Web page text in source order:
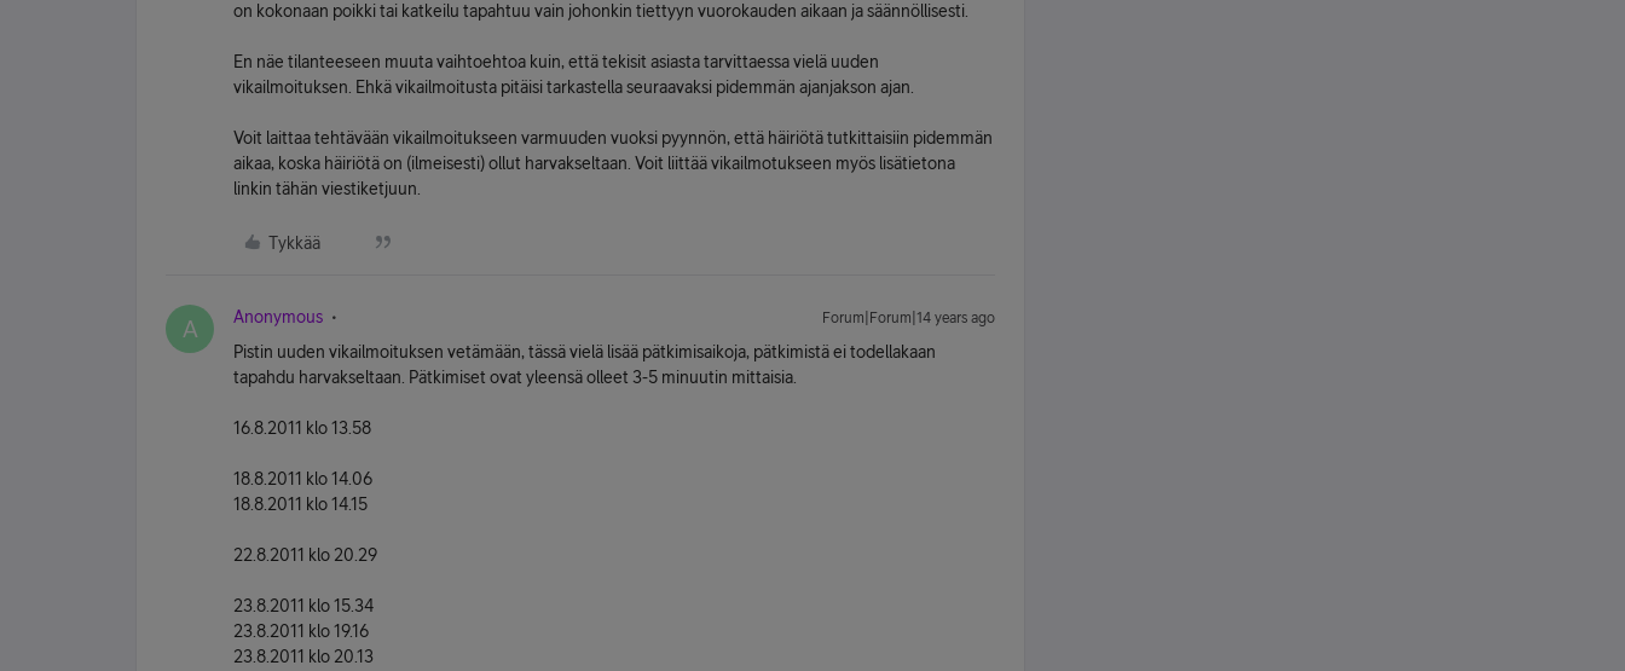
on kokonaan poikki tai katkeilu tapahtuu vain johonkin tiettyyn vuorokauden aikaan ja säännöllisesti.
En näe tilanteeseen muuta vaihtoehtoa kuin, että tekisit asiasta tarvittaessa vielä uuden
vikailmoituksen. Ehkä vikailmoitusta pitäisi tarkastella seuraavaksi pidemmän ajanjakson ajan.
Voit laittaa tehtävään vikailmoitukseen varmuuden vuoksi pyynnön, että häiriötä tutkittaisiin pidemmän
aikaa, koska häiriötä on (ilmeisesti) ollut harvakseltaan. Voit liittää vikailmotukseen myös lisätietona
linkin tähän viestiketjuun.
Tykkää
A Anonymous Forum|Forum|14 years ago
Pistin uuden vikailmoituksen vetämään, tässä vielä lisää pätkimisaikoja, pätkimistä ei todellakaan
tapahdu harvakseltaan. Pätkimiset ovat yleensä olleet 3-5 minuutin mittaisia.
16.8.2011 klo 13.58
18.8.2011 klo 14.06
18.8.2011 klo 14.15
22.8.2011 klo 20.29
23.8.2011 klo 15.34
23.8.2011 klo 19.16
23.8.2011 klo 20.13